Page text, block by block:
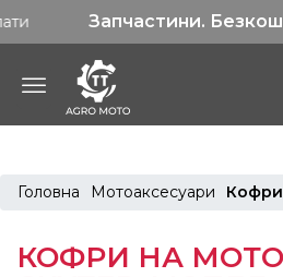
Запчастини.
Головна Мотоаксесуари Кофри
КОФРИ НА